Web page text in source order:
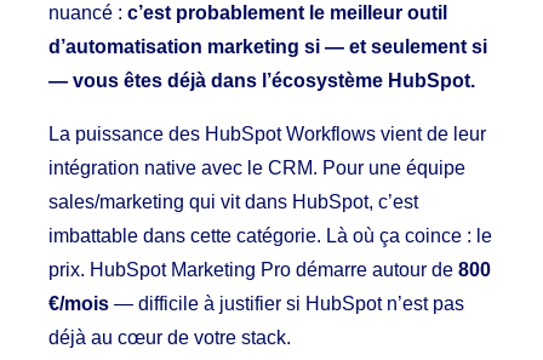
nuancé : c’est probablement le meilleur outil
d’automatisation marketing si — et seulement si
— vous êtes déjà dans l’écosystème HubSpot.
La puissance des HubSpot Workflows vient de leur
intégration native avec le CRM. Pour une équipe
sales/marketing qui vit dans HubSpot, c’est
imbattable dans cette catégorie. Là où ça coince : le
prix. HubSpot Marketing Pro démarre autour de 800
€/mois — difficile à justifier si HubSpot n’est pas
déjà au cœur de votre stack.